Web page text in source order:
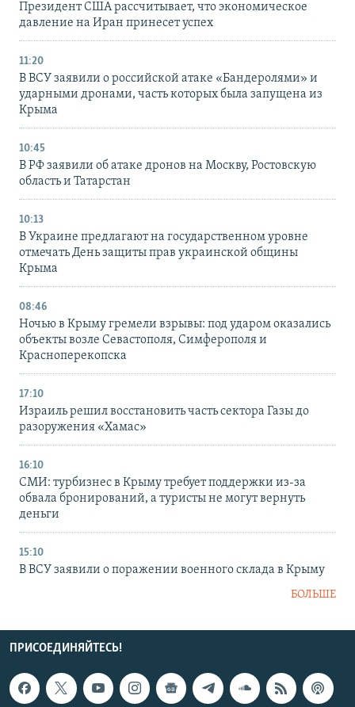
Президент США рассчитывает, что экономическое
давление на Иран принесет успех
11:20
В ВСУ заявили о российской атаке «Бандеролями» и
ударными дронами, часть которых была запущена из
Крыма
10:45
В РФ заявили об атаке дронов на Москву, Ростовскую
область и Татарстан
10:13
В Украине предлагают на государственном уровне
отмечать День защиты прав украинской общины
Крыма
08:46
Ночью в Крыму гремели взрывы: под ударом оказались
объекты возле Севастополя, Симферополя и
Красноперекопска
17:10
Израиль решил восстановить часть сектора Газы до
разоружения «Хамас»
16:10
СМИ: турбизнес в Крыму требует поддержки из-за
обвала бронирований, а туристы не могут вернуть
деньги
15:10
В ВСУ заявили о поражении военного склада в Крыму
БОЛЬШЕ
ПРИСОЕДИНЯЙТЕСЬ!